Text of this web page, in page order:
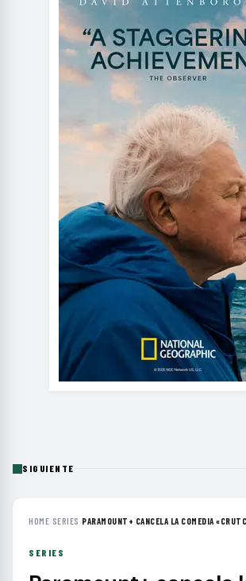
SIGUIENTE
HOME› SERIES ›PARAMOUNT+ CANCELA LA COMEDIA
SERIES